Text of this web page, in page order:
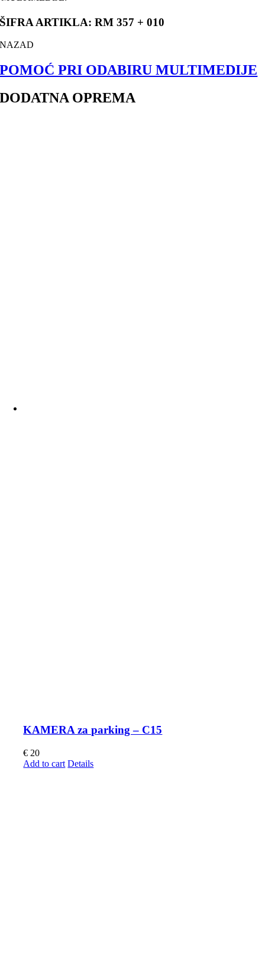
ŠIFRA ARTIKLA: RM 357 + 010
NAZAD
POMOĆ PRI ODABIRU MULTIMEDIJE
DODATNA OPREMA
KAMERA za parking – C15
€ 20
Add to cart Details